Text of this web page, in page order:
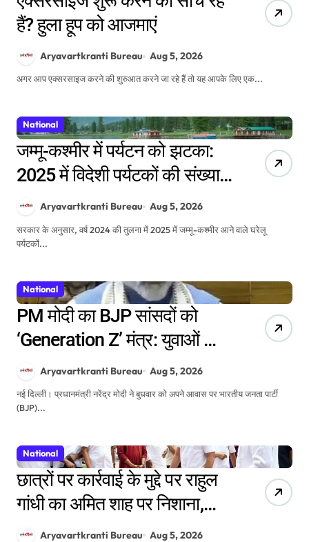
हैं? हुला हूप को आजमाएं
Aryavartkranti Bureau Aug 5, 2026
अगर आप एक्सरसाइज करने की शुरुआत करने जा रहे हैं तो यह आपके लिए एक...
National
जम्मू-कश्मीर में पर्यटन को झटका:
2025 में विदेशी पर्यटकों की संख्या
44% घटी, घरेलू यात्रियों में भी आई
कमी
Aryavartkranti Bureau Aug 5, 2026
सरकार के अनुसार, वर्ष 2024 की तुलना में 2025 में जम्मू-कश्मीर आने वाले घरेलू
पर्यटकों...
National
PM मोदी का BJP सांसदों को
‘Generation Z’ मंत्र: युवाओं की
सुनें, उन्हें समझें और संसद में अधिक
समय दें
Aryavartkranti Bureau Aug 5, 2026
नई दिल्ली। प्रधानमंत्री नरेंद्र मोदी ने बुधवार को अपने आवास पर भारतीय जनता पार्टी
(BJP)...
National
छात्रों पर कार्रवाई के मुद्दे पर राहुल
गांधी का अमित शाह पर निशाना,
संसद में बयान देने की मांग
Aryavartkranti Bureau Aug 5, 2026